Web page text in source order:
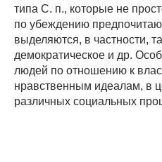
типа С. п., которые не
по убеждению
выделяются, в частности,
демократическое и др.
людей по отношению к
нравственным идеалам, в
различных социальных